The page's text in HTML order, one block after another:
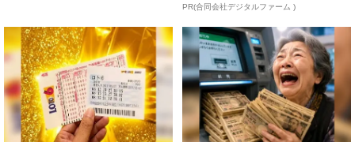
PR(合同会社デジタルファーム )